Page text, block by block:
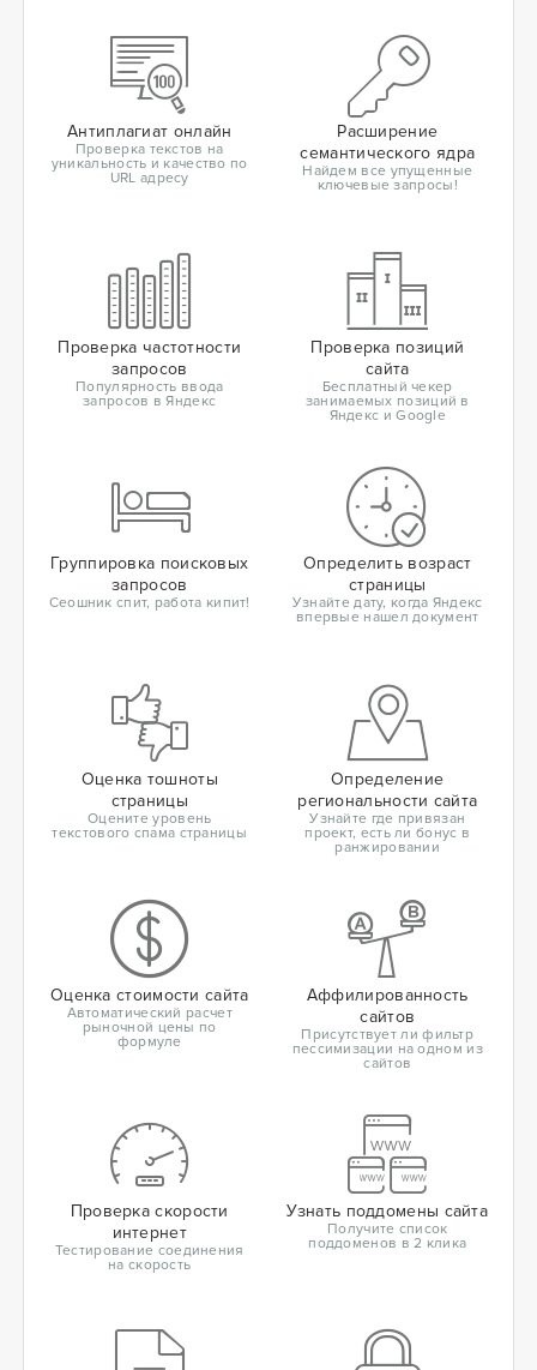
Антиплагиат онлайн
Проверка текстов на
уникальность и качество по
URL адресу
Расширение
семантического ядра
Найдем все упущенные
ключевые запросы!
Проверка частотности
запросов
Популярность ввода
запросов в Яндекс
Проверка позиций
сайта
Бесплатный чекер
занимаемых позиций в
Яндекс и Google
Группировка поисковых
запросов
Сеошник спит, работа кипит!
Определить возраст
страницы
Узнайте дату, когда Яндекс
впервые нашел документ
Оценка тошноты
страницы
Оцените уровень
текстового спама страницы
Определение
региональности сайта
Узнайте где привязан
проект, есть ли бонус в
ранжировании
Оценка стоимости сайта
Автоматический расчет
рыночной цены по
формуле
Аффилированность
сайтов
Присутствует ли фильтр
пессимизации на одном из
сайтов
Проверка скорости
интернет
Тестирование соединения
на скорость
Узнать поддомены сайта
Получите список
поддоменов в 2 клика